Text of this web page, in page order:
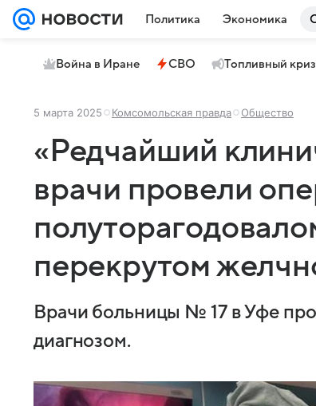
Политика Экономика
Война в Иране СВО Топливный
5 марта 2025 Комсомольская правда Общество
«Редчайший
врачи провели
перекрутом
Врачи больницы № 17 в Уфе
диагнозом.